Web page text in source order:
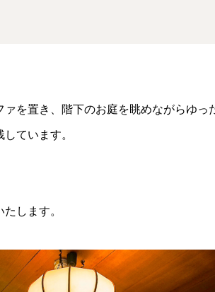
を置き、階下のお庭を眺めながらゆっ
ています。
します。